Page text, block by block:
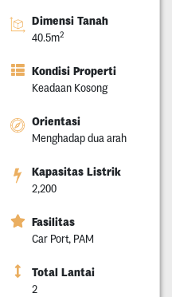
Dimensi Tanah
40.5m2
Kondisi Properti
Keadaan Kosong
Orientasi
Menghadap dua arah
Kapasitas Listrik
2,200
Fasilitas
Car Port, PAM
Total Lantai
2